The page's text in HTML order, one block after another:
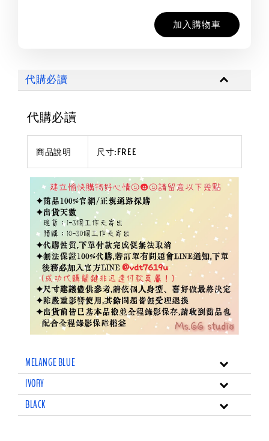
加入購物車
代購必讀
代購必讀
商品說明 尺寸:FREE
MELANGE BLUE
IVORY
BLACK